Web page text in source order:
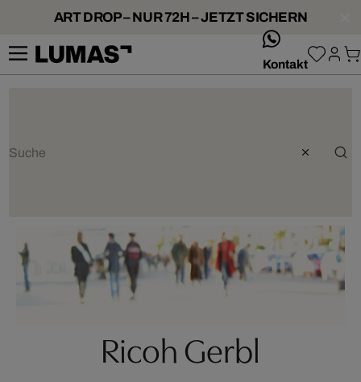
ART DROP – NUR 72H – JETZT SICHERN
Kontakt
Ricoh Gerbl